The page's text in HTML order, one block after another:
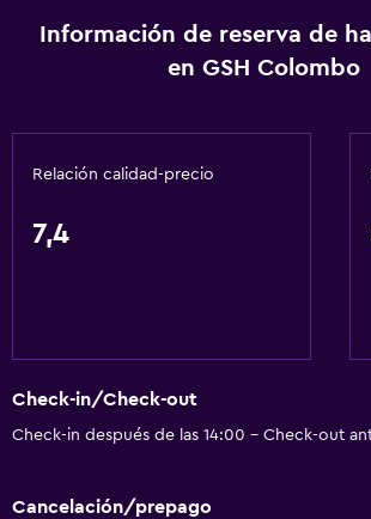
Información de reserva de
en GSH Colombo
Relación calidad-precio
7,4
Check-in/Check-out
Check-in después de las 14:00 - Check-out
Cancelación/prepago